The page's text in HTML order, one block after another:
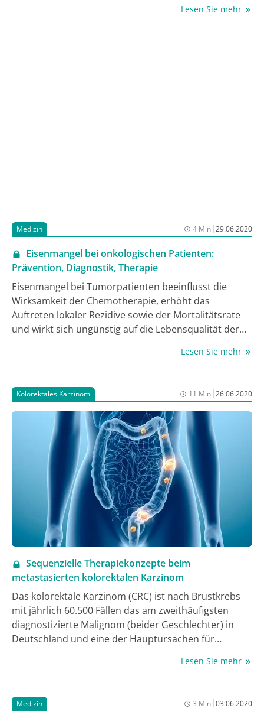
Lesen Sie mehr
Medizin 4 Min|29.06.2020
Eisenmangel bei onkologischen Patienten:
Prävention, Diagnostik, Therapie
Eisenmangel bei Tumorpatienten beeinflusst die
Wirksamkeit der Chemotherapie, erhöht das
Auftreten lokaler Rezidive sowie der Mortalitätsrate
und wirkt sich ungünstig auf die Lebensqualität der
Main, erläuterte bei einem digitalen Symposium die
onkologischen Patienten, die Diagnostik und
Therapie, aber auch geeignete
Präventionsmaßnahmen.
Lesen Sie mehr
Kolorektales Karzinom 11 Min|26.06.2020
Sequenzielle Therapiekonzepte beim
metastasierten kolorektalen Karzinom
Das kolorektale Karzinom (CRC) ist nach Brustkrebs
mit jährlich 60.500 Fällen das am zweithäufigsten
diagnostizierte Malignom (beider Geschlechter) in
Deutschland und eine der Hauptursachen für
Hauptmanifestationsalter liegt nach dem 70.
dem 55. Lebensjahr. Inzwischen gibt es
Lesen Sie mehr
Medizin 3 Min|03.06.2020